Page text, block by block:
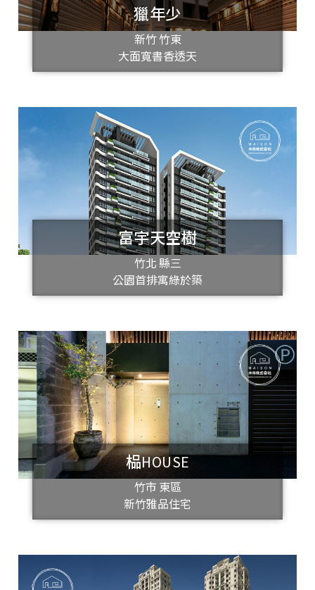
獵年少
新竹 竹東
大面寬書香透天
富宇天空樹
竹北 縣三
公園首排寓綠於築
榀HOUSE
竹市 東區
新竹雅品住宅